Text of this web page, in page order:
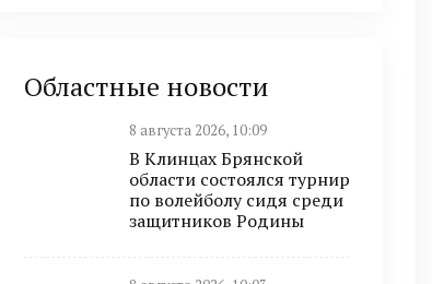
Областные новости
8 августа 2026, 10:09
В Клинцах Брянской
области состоялся турнир
по волейболу сидя среди
защитников Родины